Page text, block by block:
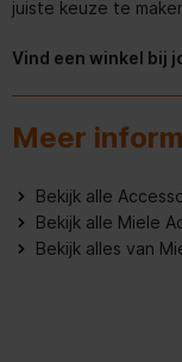
juiste keuze te
Vind een winkel bij
Meer
Bekijk alle
Bekijk alle Miele
Bekijk alles van